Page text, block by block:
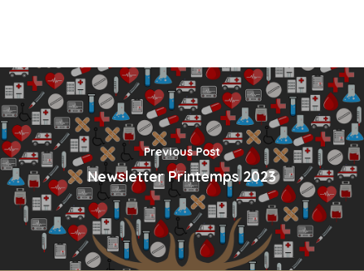
Previous Post
Newsletter Printemps 2023